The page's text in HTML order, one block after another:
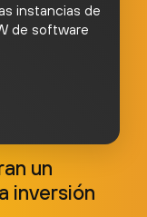
instancias de
de software
un
inversión